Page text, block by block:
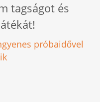
tagságot és
próbaidővel